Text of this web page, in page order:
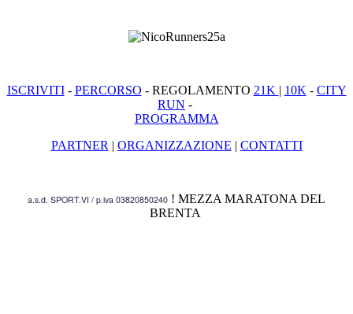
ISCRIVITI- PERCORSO - REGOLAMENTO 21K | 10K - CITY
RUN -
PROGRAMMA
PARTNER | ORGANIZZAZIONE | CONTATTI
a.s.d. SPORT.VI / p.iva 03820850240 ! MEZZA MARATONA DEL
BRENTA